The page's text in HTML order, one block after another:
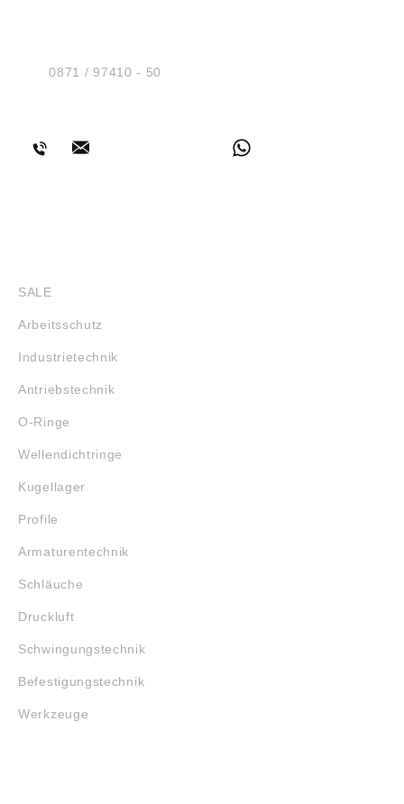
Tel.:0871 / 97410 - 50
SALE
Arbeitsschutz
Industrietechnik
Antriebstechnik
O-Ringe
Wellendichtringe
Kugellager
Profile
Armaturentechnik
Schläuche
Druckluft
Schwingungstechnik
Befestigungstechnik
Werkzeuge